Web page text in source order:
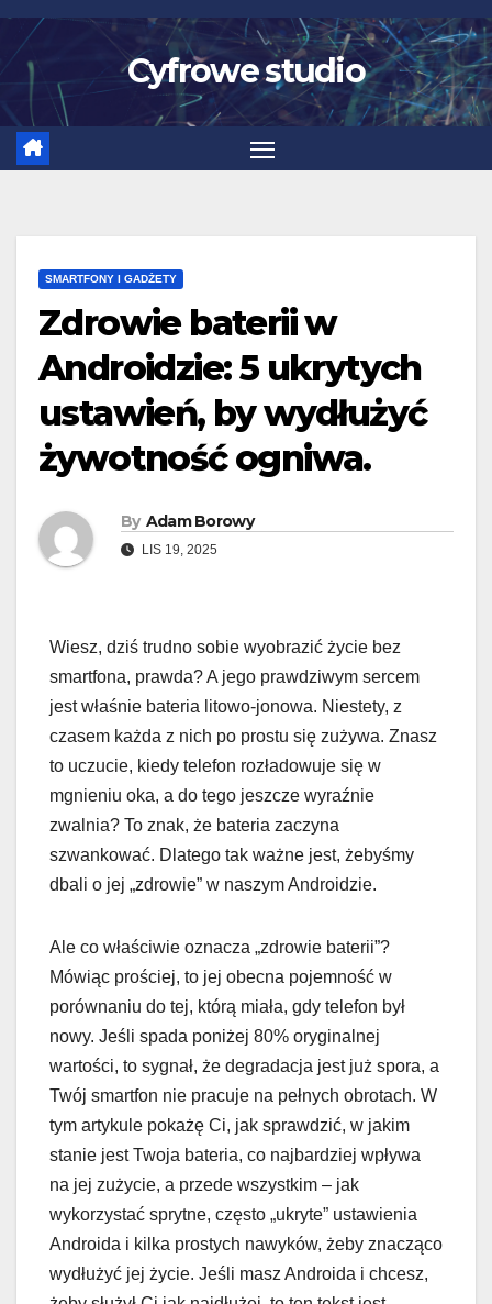
Skip
content
Cyfrowe studio
SMARTFONY I GADŻETY
Zdrowie baterii w
Androidzie: 5 ukrytych
ustawień, by wydłużyć
żywotność ogniwa.
By Adam Borowy
LIS 19, 2025
Wiesz, dziś trudno sobie wyobrazić życie bez
smartfona, prawda? A jego prawdziwym sercem
jest właśnie bateria litowo-jonowa. Niestety, z
czasem każda z nich po prostu się zużywa. Znasz
to uczucie, kiedy telefon rozładowuje się w
mgnieniu oka, a do tego jeszcze wyraźnie
zwalnia? To znak, że bateria zaczyna
szwankować. Dlatego tak ważne jest, żebyśmy
dbali o jej „zdrowie” w naszym Androidzie.
Ale co właściwie oznacza „zdrowie baterii”?
Mówiąc prościej, to jej obecna pojemność w
porównaniu do tej, którą miała, gdy telefon był
nowy. Jeśli spada poniżej 80% oryginalnej
wartości, to sygnał, że degradacja jest już spora, a
Twój smartfon nie pracuje na pełnych obrotach. W
tym artykule pokażę Ci, jak sprawdzić, w jakim
stanie jest Twoja bateria, co najbardziej wpływa
na jej zużycie, a przede wszystkim – jak
wykorzystać sprytne, często „ukryte” ustawienia
Androida i kilka prostych nawyków, żeby znacząco
wydłużyć jej życie. Jeśli masz Androida i chcesz,